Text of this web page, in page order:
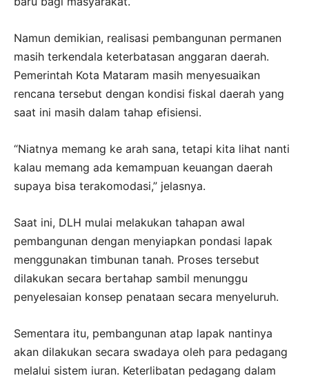
Namun demikian, realisasi pembangunan permanen
masih terkendala keterbatasan anggaran daerah.
Pemerintah Kota Mataram masih menyesuaikan
rencana tersebut dengan kondisi fiskal daerah yang
saat ini masih dalam tahap efisiensi.
“Niatnya memang ke arah sana, tetapi kita lihat nanti
kalau memang ada kemampuan keuangan daerah
supaya bisa terakomodasi,” jelasnya.
Saat ini, DLH mulai melakukan tahapan awal
pembangunan dengan menyiapkan pondasi lapak
menggunakan timbunan tanah. Proses tersebut
dilakukan secara bertahap sambil menunggu
penyelesaian konsep penataan secara menyeluruh.
Sementara itu, pembangunan atap lapak nantinya
akan dilakukan secara swadaya oleh para pedagang
melalui sistem iuran. Keterlibatan pedagang dalam